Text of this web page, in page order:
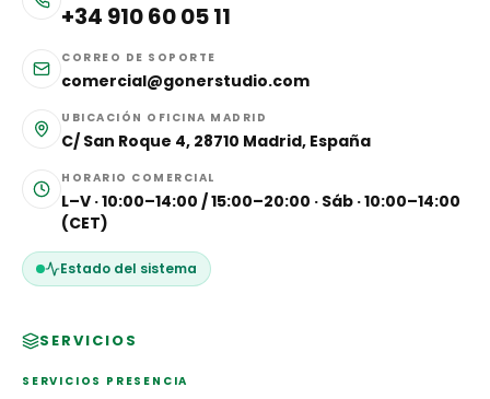
+34 910 60 05 11
CORREO DE SOPORTE
comercial@gonerstudio.com
UBICACIÓN OFICINA MADRID
C/ San Roque 4, 28710 Madrid, España
HORARIO COMERCIAL
L–V · 10:00–14:00 / 15:00–20:00 · Sáb · 10:00–14:00
(CET)
Estado del sistema
SERVICIOS
SERVICIOS PRESENCIA